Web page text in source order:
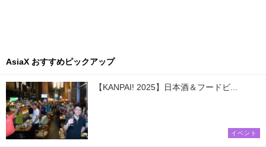
AsiaX おすすめピックアップ
【KANPAI! 2025】日本酒＆フードビ...
イベント